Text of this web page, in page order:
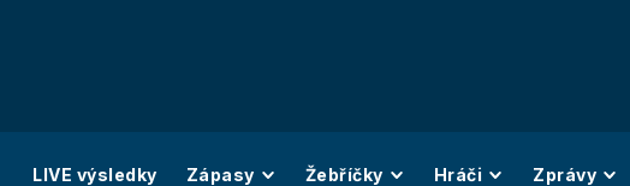
LIVE výsledky Zápasy Žebříčky Hráči Zprávy